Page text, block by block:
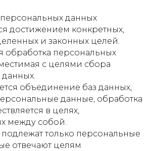
данных
достижением конкретных,
и законных целей.
обработка персональных
с целями сбора
объединение баз данных,
данные, обработка
в целях,
между собой.
только персональные
отвечают целям